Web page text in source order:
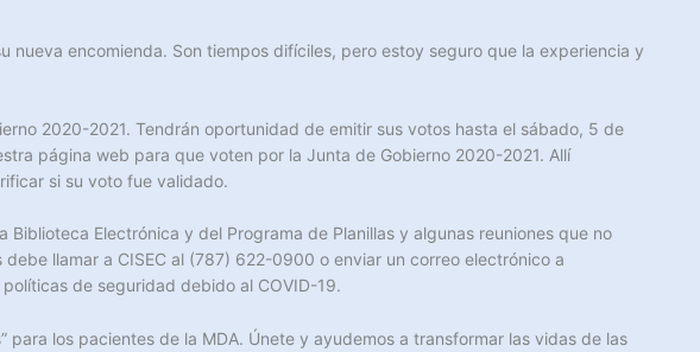
nueva encomienda. Son tiempos difíciles, pero estoy seguro que la experiencia y
2020-2021. Tendrán oportunidad de emitir sus votos hasta el sábado, 5 de
página web para que voten por la Junta de Gobierno 2020-2021. Allí
si su voto fue validado.
Electrónica y del Programa de Planillas y algunas reuniones que no
llamar a CISEC al (787) 622-0900 o enviar un correo electrónico a
de seguridad debido al COVID-19.
los pacientes de la MDA. Únete y ayudemos a transformar las vidas de las